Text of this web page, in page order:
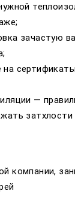
зачастую
—
затхлости
компании,